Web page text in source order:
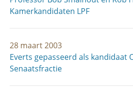
Kamerkandidaten LPF
28 maart 2003
Everts gepasseerd als kandidaat
Senaatsfractie